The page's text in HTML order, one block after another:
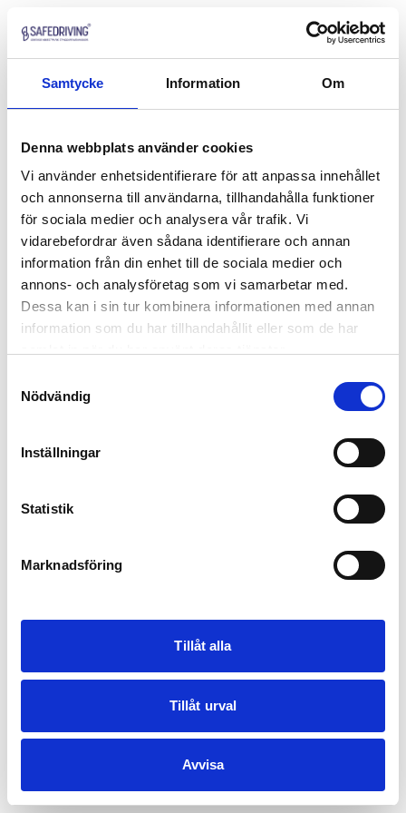
Samtycke Information Om
Denna webbplats använder cookies
Vi använder enhetsidentifierare för att anpassa innehållet
och annonserna till användarna, tillhandahålla funktioner
för sociala medier och analysera vår trafik. Vi
vidarebefordrar även sådana identifierare och annan
information från din enhet till de sociala medier och
annons- och analysföretag som vi samarbetar med.
Dessa kan i sin tur kombinera informationen med annan
information som du har tillhandahållit eller som de har
Nödvändig
Inställningar
Statistik
Marknadsföring
Tillåt alla
Tillåt urval
Avvisa